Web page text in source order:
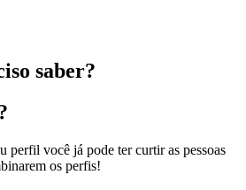
saber?
perfil você já pode ter curtir as pessoas
os perfis!